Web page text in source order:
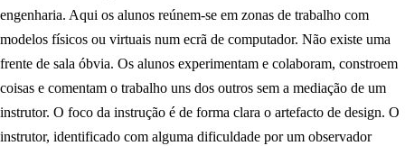
engenharia. Aqui os alunos reúnem-se em zonas de trabalho com
modelos físicos ou virtuais num ecrã de computador. Não existe uma
frente de sala óbvia. Os alunos experimentam e colaboram, constroem
coisas e comentam o trabalho uns dos outros sem a mediação de um
instrutor. O foco da instrução é de forma clara o artefacto de design. O
instrutor, identificado com alguma dificuldade por um observador